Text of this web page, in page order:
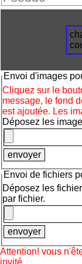
Envoi d'images
Cliquez sur le
message, le fond
est ajoutée. Les
Déposez les
Envoi de fichiers
Déposez les
par fichier.
Attention! vous